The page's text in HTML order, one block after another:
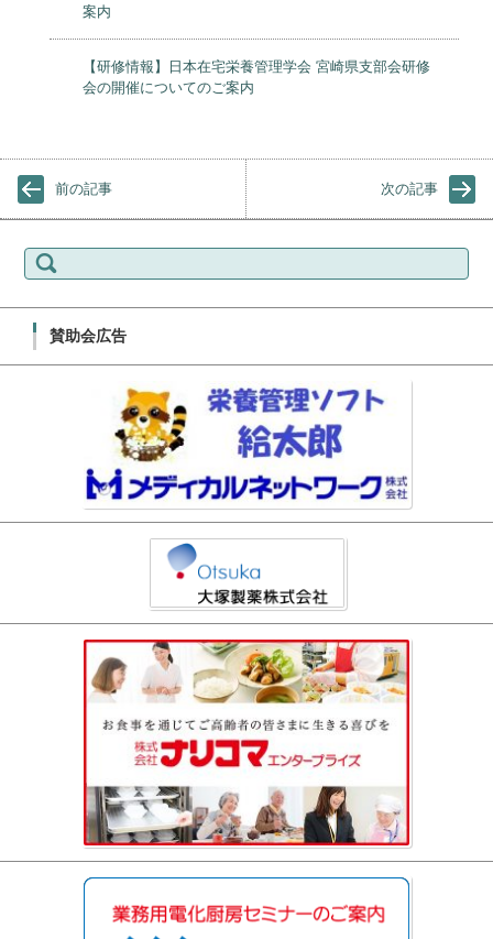
案内
【研修情報】日本在宅栄養管理学会 宮崎県支部会研修
会の開催についてのご案内
前の記事 次の記事
賛助会広告